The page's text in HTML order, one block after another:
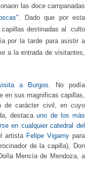
las doce campanadas
Dado que por esta
capillas destinadas al culto
por la tarde para asistir a
a la entrada de visitantes
a Burgos.
No podía
en sus magnificas capillas,
de carácter civil, en cuyo
destacauno de los más
en cualquier catedral del
artista Felipe Vigarny para
de la capilla),
Don
Mencía de Mendoza,a